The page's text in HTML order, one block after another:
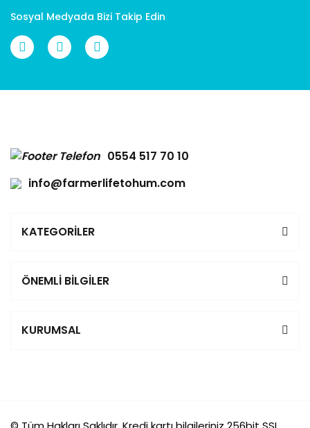
Sosyal Medyada Bizi Takip Edin
0554 517 70 10
info@farmerlifetohum.com
KATEGORİLER
ÖNEMLİ BİLGİLER
KURUMSAL